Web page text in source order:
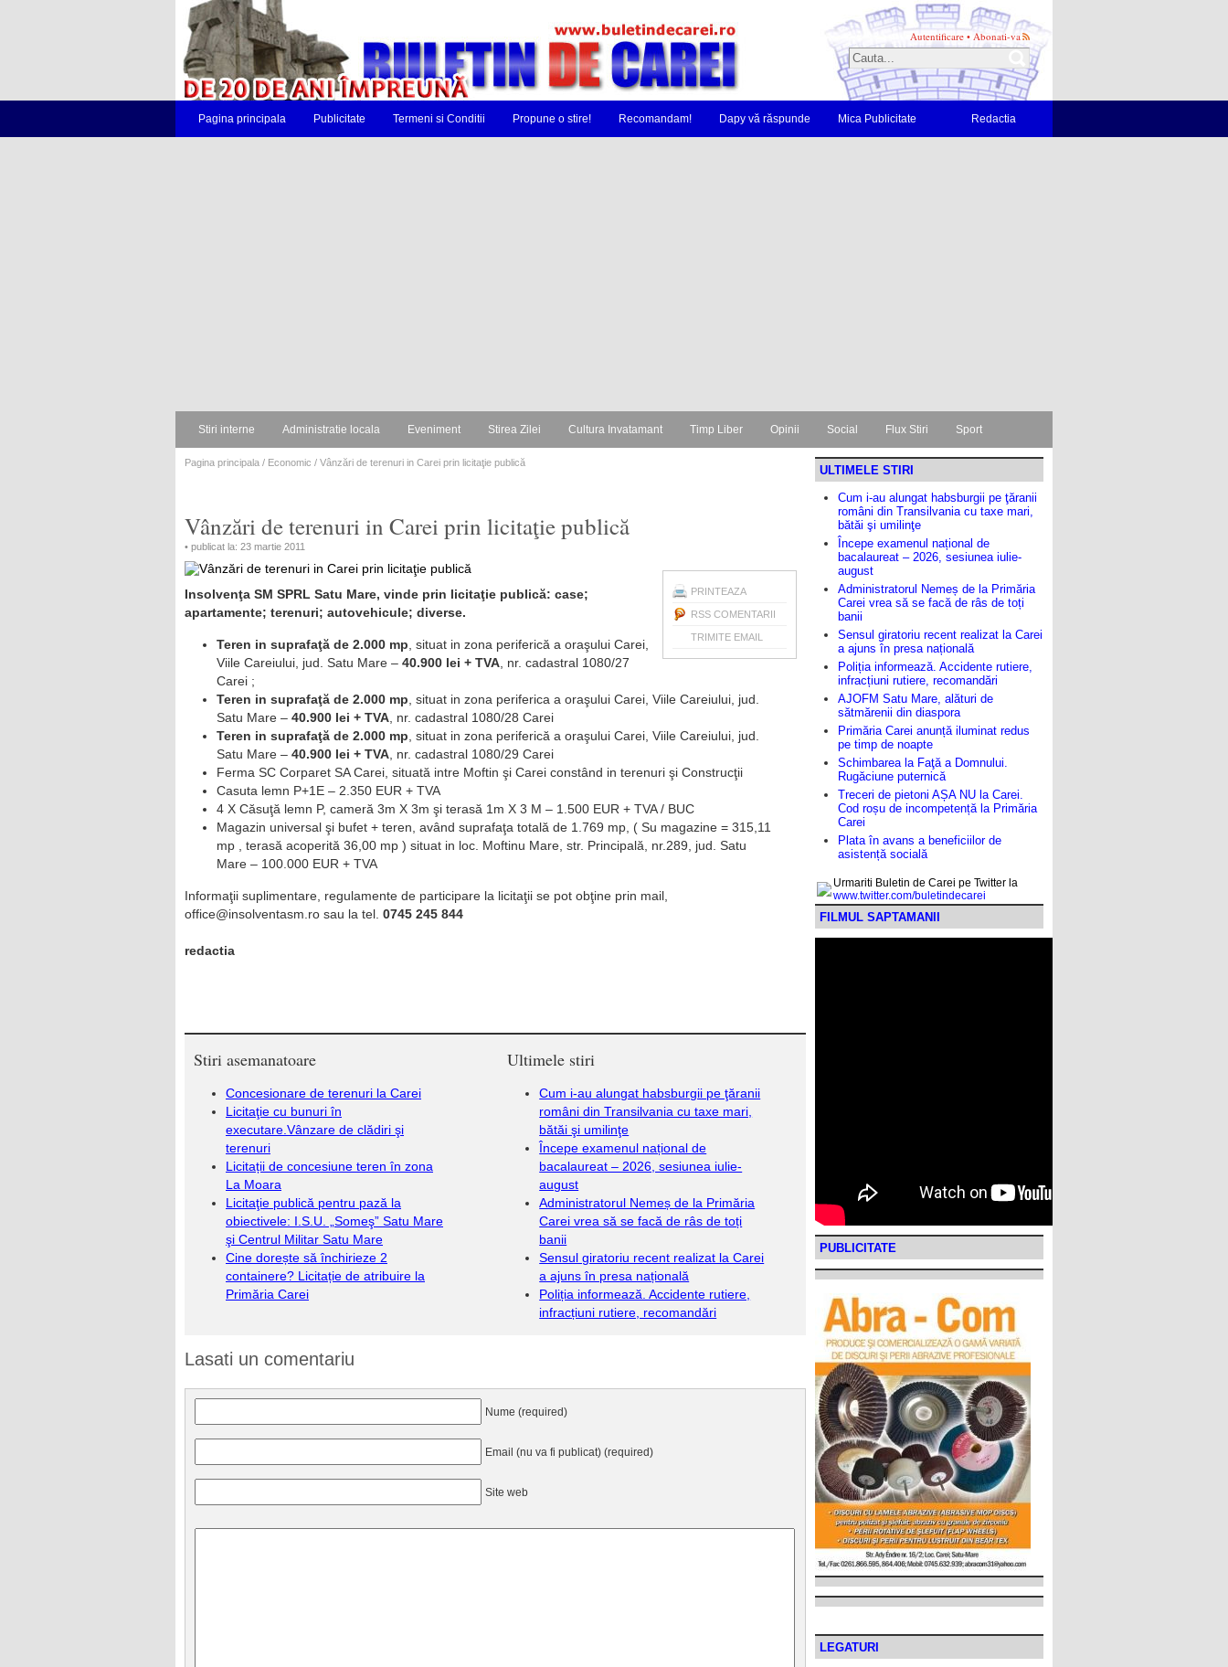
Autentificare • Abonati-va
Pagina principala Publicitate Termeni si Conditii Propune o stire! Recomandam! Dapy vă răspunde Mica Publicitate Redactia
Stiri interne Administratie locala Eveniment Stirea Zilei Cultura Invatamant Timp Liber Opinii Social Flux Stiri Sport
Pagina principala / Economic / Vânzări de terenuri in Carei prin licitaţie publică
Vânzări de terenuri in Carei prin licitaţie publică
• publicat la: 23 martie 2011
PRINTEAZA
RSS COMENTARII
TRIMITE EMAIL
Insolvenţa SM SPRL Satu Mare, vinde prin licitaţie publică: case;
apartamente; terenuri; autovehicule; diverse.
Teren in suprafaţă de 2.000 mp , situat in zona periferică a oraşului Carei,
Viile Careiului, jud. Satu Mare – 40.900 lei + TVA , nr. cadastral 1080/27
Carei ;
Teren in suprafaţă de 2.000 mp , situat in zona periferica a oraşului Carei, Viile Careiului, jud.
Satu Mare – 40.900 lei + TVA , nr. cadastral 1080/28 Carei
Teren in suprafaţă de 2.000 mp , situat in zona periferică a oraşului Carei, Viile Careiului, jud.
Satu Mare – 40.900 lei + TVA , nr. cadastral 1080/29 Carei
Ferma SC Corparet SA Carei, situată intre Moftin şi Carei constând in terenuri şi Construcţii
Casuta lemn P+1E – 2.350 EUR + TVA
4 X Căsuţă lemn P, cameră 3m X 3m şi terasă 1m X 3 M – 1.500 EUR + TVA / BUC
Magazin universal şi bufet + teren, având suprafaţa totală de 1.769 mp, ( Su magazine = 315,11
mp , terasă acoperită 36,00 mp ) situat in loc. Moftinu Mare, str. Principală, nr.289, jud. Satu
Mare – 100.000 EUR + TVA
Informaţii suplimentare, regulamente de participare la licitaţii se pot obţine prin mail,
office@insolventasm.ro sau la tel. 0745 245 844
redactia
Stiri asemanatoare
Concesionare de terenuri la Carei
Licitaţie cu bunuri în
executare.Vânzare de clădiri şi
terenuri
Licitații de concesiune teren în zona
La Moara
Licitaţie publică pentru pază la
obiectivele: I.S.U. „Someş” Satu Mare
şi Centrul Militar Satu Mare
Cine dorește să închirieze 2
containere? Licitație de atribuire la
Primăria Carei
Ultimele stiri
Cum i-au alungat habsburgii pe ţăranii
români din Transilvania cu taxe mari,
bătăi şi umilinţe
Începe examenul național de
bacalaureat – 2026, sesiunea iulie-
august
Administratorul Nemeș de la Primăria
Carei vrea să se facă de râs de toți
banii
Sensul giratoriu recent realizat la Carei
a ajuns în presa națională
Poliția informează. Accidente rutiere,
infracțiuni rutiere, recomandări
Lasati un comentariu
Nume (required)
Email (nu va fi publicat) (required)
Site web
ULTIMELE STIRI
Cum i-au alungat habsburgii pe ţăranii
români din Transilvania cu taxe mari,
bătăi şi umilinţe
Începe examenul național de
bacalaureat – 2026, sesiunea iulie-
august
Administratorul Nemeș de la Primăria
Carei vrea să se facă de râs de toți
banii
Sensul giratoriu recent realizat la Carei
a ajuns în presa națională
Poliția informează. Accidente rutiere,
infracțiuni rutiere, recomandări
AJOFM Satu Mare, alături de
sătmărenii din diaspora
Primăria Carei anunță iluminat redus
pe timp de noapte
Schimbarea la Faţă a Domnului.
Rugăciune puternică
Treceri de pietoni AȘA NU la Carei.
Cod roșu de incompetență la Primăria
Carei
Plata în avans a beneficiilor de
asistență socială
Urmariti Buletin de Carei pe Twitter la
www.twitter.com/buletindecarei
FILMUL SAPTAMANII
PUBLICITATE
LEGATURI